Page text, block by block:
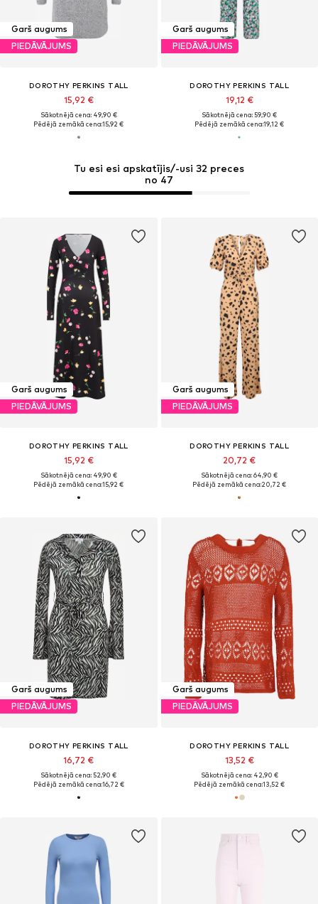
Tu esi esi apskatījis/-usi 32 preces
no 47
Garš augums
PIEDĀVĀJUMS
DOROTHY PERKINS TALL
15,92 €
Sākotnējā cena: 49,90 €
Pēdējā zemākā cena:15,92 €
Garš augums
PIEDĀVĀJUMS
DOROTHY PERKINS TALL
19,12 €
Sākotnējā cena: 59,90 €
Pēdējā zemākā cena:19,12 €
Garš augums
PIEDĀVĀJUMS
DOROTHY PERKINS TALL
15,92 €
Sākotnējā cena: 49,90 €
Pēdējā zemākā cena:15,92 €
Garš augums
PIEDĀVĀJUMS
DOROTHY PERKINS TALL
20,72 €
Sākotnējā cena: 64,90 €
Pēdējā zemākā cena:20,72 €
Garš augums
PIEDĀVĀJUMS
DOROTHY PERKINS TALL
16,72 €
Sākotnējā cena: 52,90 €
Pēdējā zemākā cena:16,72 €
Garš augums
PIEDĀVĀJUMS
DOROTHY PERKINS TALL
13,52 €
Sākotnējā cena: 42,90 €
Pēdējā zemākā cena:13,52 €